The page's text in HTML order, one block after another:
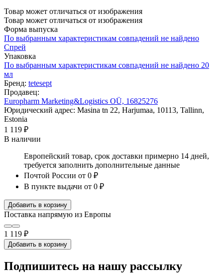
Товар может отличаться от изображения
Товар может отличаться от изображения
Форма выпуска
По выбранным характеристикам совпадений не найдено
Спрей
Упаковка
По выбранным характеристикам совпадений не найдено 20
мл
Бренд: tetesept
Продавец:
Europharm Marketing&Logistics OÜ, 16825276
Юридический адрес: Masina tn 22, Harjumaa, 10113, Tallinn,
Estonia
1 119 ₽
В наличии
Европейский товар, срок доставки примерно 14 дней,
требуется заполнить дополнительные данные
Почтой России от 0 ₽
В пункте выдачи от 0 ₽
Добавить в корзину
Поставка напрямую из Европы
1 119 ₽
Добавить в корзину
Подпишитесь на нашу рассылку